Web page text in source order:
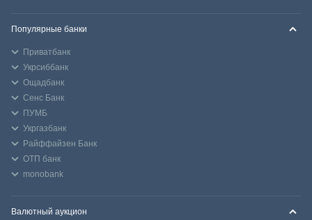
Популярные банки
Приватбанк
Укрсиббанк
Ощадбанк
Сенс Банк
ПУМБ
Укргазбанк
Райффайзен Банк
ОТП банк
monobank
Валютный аукцион